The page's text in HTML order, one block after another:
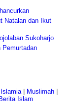
Natalan dan Ikut
Sukoharjo
Pemurtadan
Islamia| Muslimah|
Islam